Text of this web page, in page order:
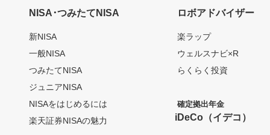
NISA･つみたてNISA
新NISA
一般NISA
つみたてNISA
ジュニアNISA
NISAをはじめるには
楽天証券NISAの魅力
ロボアドバイザー
楽ラップ
ウェルスナビ×R
らくらく投資
確定拠出年金
iDeCo（イデコ）